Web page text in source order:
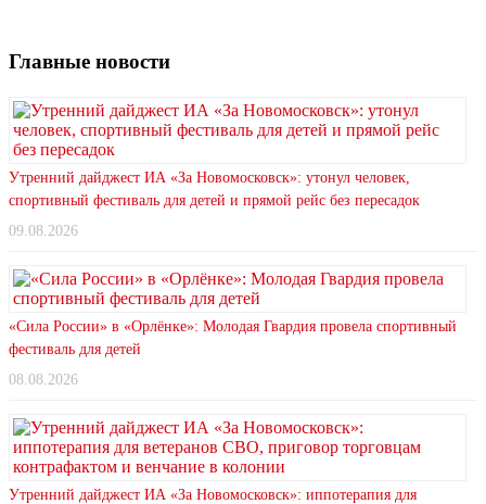
Главные новости
Утренний дайджест ИА «За Новомосковск»: утонул человек,
спортивный фестиваль для детей и прямой рейс без пересадок
09.08.2026
«Сила России» в «Орлёнке»: Молодая Гвардия провела спортивный
фестиваль для детей
08.08.2026
Утренний дайджест ИА «За Новомосковск»: иппотерапия для